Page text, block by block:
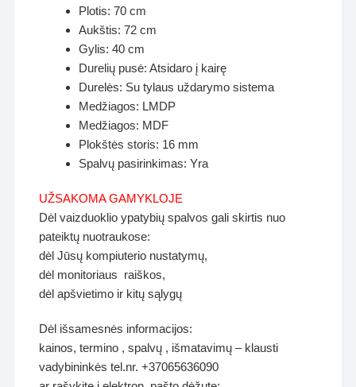
Plotis: 70 cm
Aukštis: 72 cm
Gylis: 40 cm
Durelių pusė: Atsidaro į kairę
Durelės: Su tylaus uždarymo sistema
Medžiagos: LMDP
Medžiagos: MDF
Plokštės storis: 16 mm
Spalvų pasirinkimas: Yra
UŽSAKOMA GAMYKLOJE
Dėl vaizduoklio ypatybių spalvos gali skirtis nuo
pateiktų nuotraukose:
dėl Jūsų kompiuterio nustatymų,
dėl monitoriaus raiškos,
dėl apšvietimo ir kitų sąlygų
Dėl išsamesnės informacijos:
kainos, termino , spalvų , išmatavimų – klausti
vadybininkės tel.nr. +37065636090